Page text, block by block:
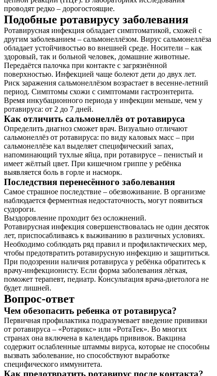
проводят редко – дорогостоящие.
Подобные ротавирусу заболевания
Ротавирусная инфекция обладает симптоматикой, схожей с
другим заболеванием – сальмонеллёзом. Вирус сальмонеллёза
обладает устойчивостью во внешней среде. Носители – как
здоровый, так и больной человек, домашние животные.
Передаётся палочка при контакте с загрязнённой
поверхностью. Инфекцией чаще болеют дети до двух лет.
Риск заражения сальмонеллёзом возрастает в весенне-летний
период. Симптомы схожи с симптомами гастроэнтерита.
Время инкубационного периода у инфекции меньше, чем у
ротавируса: от 2 до 7 дней.
Как отличить сальмонеллёз от ротавируса
Определить диагноз сможет врач. Визуально отличают
сальмонеллёз от ротавируса: по виду каловых масс – при
сальмонеллёзе кал выделяет специфический запах,
напоминающий тухлые яйца, при ротавирусе – пенистый и
имеет жёлтый цвет. При кишечном гриппе у ребёнка
выявляется боль в горле и насморк.
Последствия перенесённого заболевания
Самое страшное последствие – обезвоживание. В организме
наблюдается ферментная недостаточность, могут появиться
судороги.
Выздоровление проходит без осложнений.
Ротавирусная инфекция совершенствовалась не один десяток
лет, приспосабливаясь к выживанию в различных условиях.
Необходимо соблюдать ряд правил и профилактических мер,
чтобы предотвратить ротавирусную инфекцию и защититься.
При подозрении наличия ротавируса у ребёнка обратитесь к
врачу-инфекционисту. Если форма заболевания лёгкая,
поможет терапевт, педиатр. Консультация врача-диетолога не
будет лишней.
Вопрос-ответ
Чем обезопасить ребенка от ротавируса?
Первичная профилактика подразумевает введение прививки
от ротавируса – «Ротарикс» или «РотаТек». Во многих
странах она включена в календарь прививок. Вакцина
содержит ослабленные штаммы вируса, которые не способны
вызвать заболевание, но способствуют выработке
специфического иммунитета.
Как предотвратить ротавирус после контакта?